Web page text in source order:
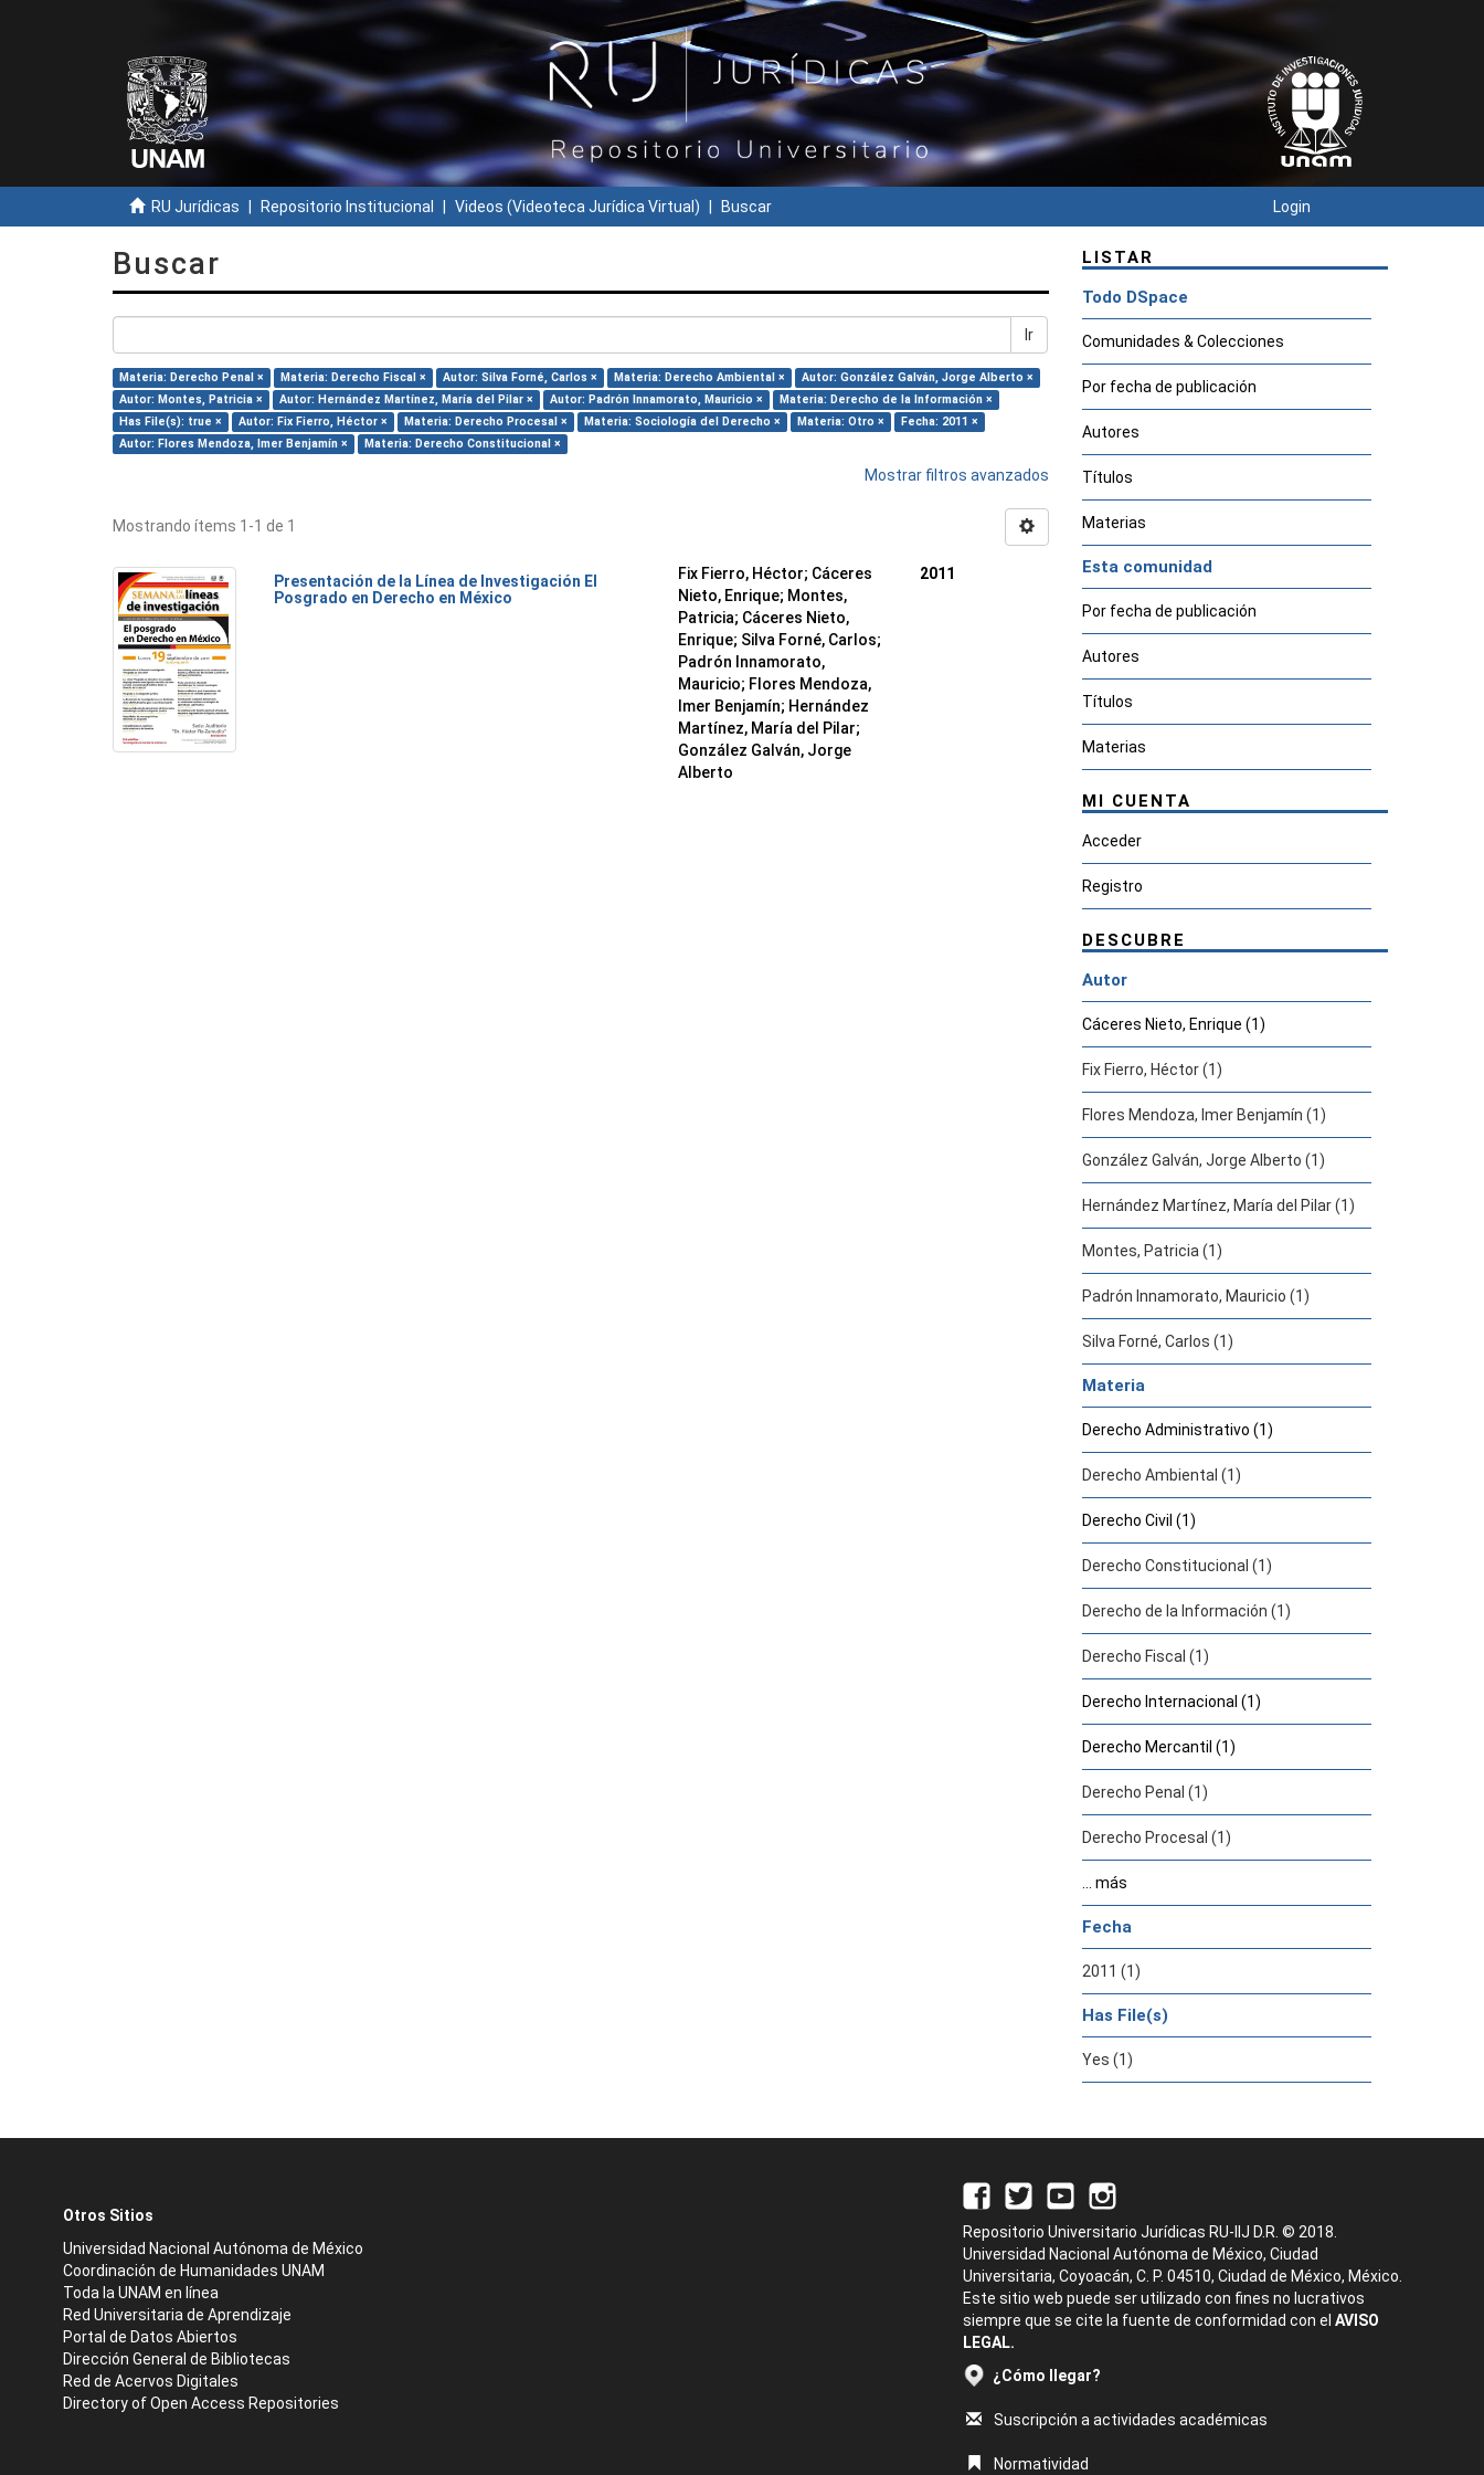
RU Jurídicas Repositorio Institucional Videos (Videoteca Jurídica Virtual) Buscar Login
Buscar
Ir
Materia: Derecho Penal × Materia: Derecho Fiscal × Autor: Silva Forné, Carlos × Materia: Derecho Ambiental ×
Autor: González Galván, Jorge Alberto ×
Autor: Montes, Patricia ×
Autor: Hernández Martínez, María del Pilar × Autor: Padrón Innamorato, Mauricio ×
Materia: Derecho de la Información ×
Has File(s): true ×
Autor: Fix Fierro, Héctor × Materia: Derecho Procesal × Materia: Sociología del Derecho × Materia: Otro ×
Fecha: 2011 ×
Autor: Flores Mendoza, Imer Benjamín ×
Materia: Derecho Constitucional ×
Mostrar filtros avanzados
Mostrando ítems 1-1 de 1
Presentación de la Línea de Investigación El
Posgrado en Derecho en México
Fix Fierro, Héctor; Cáceres
Nieto, Enrique; Montes,
Patricia; Cáceres Nieto,
Enrique; Silva Forné, Carlos;
Padrón Innamorato,
Mauricio; Flores Mendoza,
Imer Benjamín; Hernández
Martínez, María del Pilar;
González Galván, Jorge
Alberto
2011
LISTAR
Todo DSpace
Comunidades & Colecciones
Por fecha de publicación
Autores
Títulos
Materias
Esta comunidad
Por fecha de publicación
Autores
Títulos
Materias
MI CUENTA
Acceder
Registro
DESCUBRE
Autor
Cáceres Nieto, Enrique (1)
Fix Fierro, Héctor (1)
Flores Mendoza, Imer Benjamín (1)
González Galván, Jorge Alberto (1)
Hernández Martínez, María del Pilar (1)
Montes, Patricia (1)
Padrón Innamorato, Mauricio (1)
Silva Forné, Carlos (1)
Materia
Derecho Administrativo (1)
Derecho Ambiental (1)
Derecho Civil (1)
Derecho Constitucional (1)
Derecho de la Información (1)
Derecho Fiscal (1)
Derecho Internacional (1)
Derecho Mercantil (1)
Derecho Penal (1)
Derecho Procesal (1)
... más
Fecha
2011 (1)
Has File(s)
Yes (1)
Otros Sitios
Universidad Nacional Autónoma de México
Coordinación de Humanidades UNAM
Toda la UNAM en línea
Red Universitaria de Aprendizaje
Portal de Datos Abiertos
Dirección General de Bibliotecas
Red de Acervos Digitales
Directory of Open Access Repositories
Repositorio Universitario Jurídicas RU-IIJ D.R. © 2018.
Universidad Nacional Autónoma de México, Ciudad
Universitaria, Coyoacán, C. P. 04510, Ciudad de México, México.
Este sitio web puede ser utilizado con fines no lucrativos
siempre que se cite la fuente de conformidad con el AVISO
LEGAL.
¿Cómo llegar?
Suscripción a actividades académicas
Normatividad